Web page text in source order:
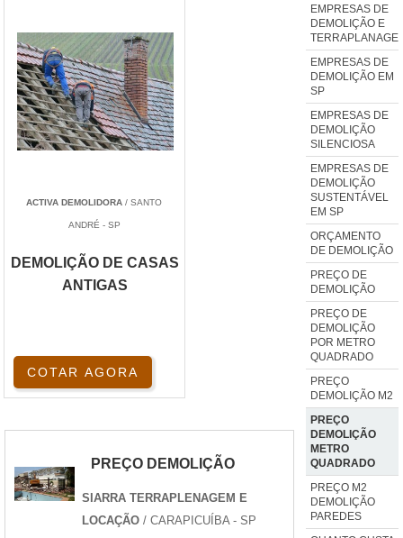
ACTIVA DEMOLIDORA / SANTO
ANDRÉ - SP
DEMOLIÇÃO DE CASAS
ANTIGAS
COTAR AGORA
PREÇO DEMOLIÇÃO
SIARRA TERRAPLENAGEM E
LOCAÇÃO / CARAPICUÍBA - SP
EMPRESAS DE
DEMOLIÇÃO E
EMPRESAS DE
DEMOLIÇÃO EM
SP
EMPRESAS DE
DEMOLIÇÃO
SILENCIOSA
EMPRESAS DE
DEMOLIÇÃO
SUSTENTÁVEL
EM SP
ORÇAMENTO
DE DEMOLIÇÃO
PREÇO DE
DEMOLIÇÃO
PREÇO DE
DEMOLIÇÃO
POR METRO
QUADRADO
PREÇO
DEMOLIÇÃO M2
PREÇO
DEMOLIÇÃO
METRO
QUADRADO
PREÇO M2
DEMOLIÇÃO
PAREDES